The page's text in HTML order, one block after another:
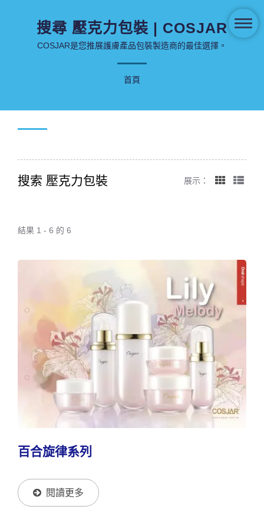
搜尋 壓克力包裝 | COSJAR
COSJAR是您推展護膚產品包裝製造商的最佳選擇。
首頁
搜索 壓克力包裝 展示：
結果 1 - 6 的 6
百合旋律系列
閱讀更多